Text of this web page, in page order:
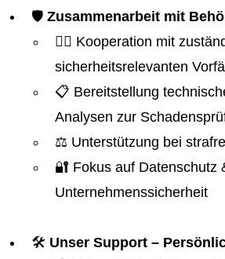
🛡️ Zusammenarbeit mit
👮‍♂️ Kooperation mit
sicherheitsrelevanten
📋 Bereitstellung
Analysen zur
⚖️ Unterstützung bei
🔐 Fokus auf Datenschutz
Unternehmenssicherheit
🛠️ Unser Support –